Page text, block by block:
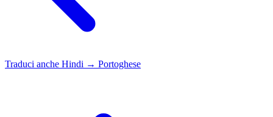
Traduci anche Hindi → Portoghese